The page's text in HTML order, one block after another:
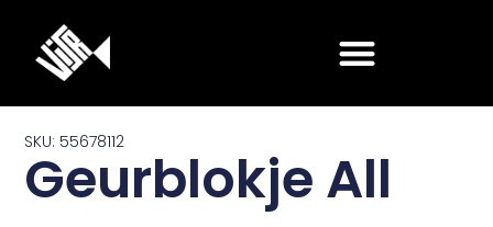
SKU: 55678112
Geurblokje All